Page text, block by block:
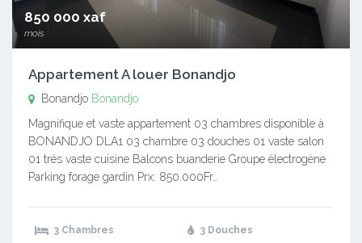
850 000 xaf
mois
Appartement A louer Bonandjo
Bonandjo Bonandjo
Magnifique et vaste appartement 03 chambres disponible à
BONANDJO DLA1 03 chambre 03 douches 01 vaste salon
01 très vaste cuisine Balcons buanderie Groupe électrogène
Parking forage gardin Prx: 850.000Fr…
3 Chambres 3 Douches